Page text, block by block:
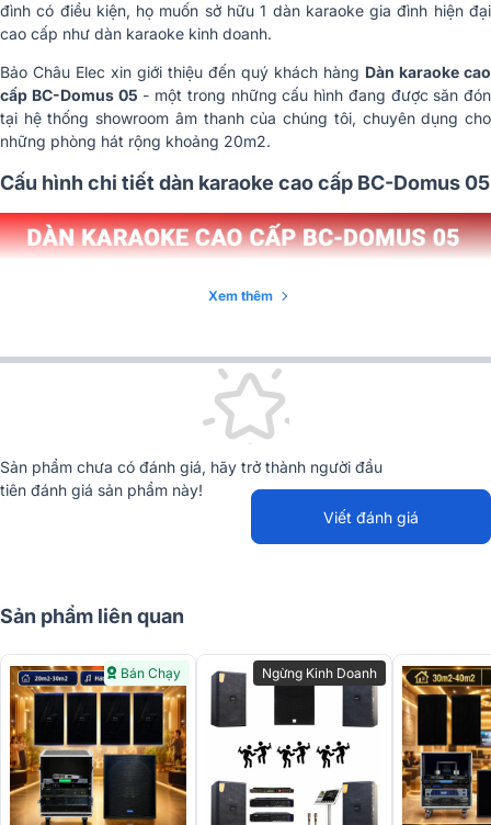
đình có điều kiện, họ muốn sở hữu 1 dàn karaoke gia đình hiện đại
cao cấp như dàn karaoke kinh doanh.
Bảo Châu Elec xin giới thiệu đến quý khách hàng Dàn karaoke cao
cấp BC-Domus 05 - một trong những cấu hình đang được săn đón
tại hệ thống showroom âm thanh của chúng tôi, chuyên dụng cho
những phòng hát rộng khoảng 20m2.
Cấu hình chi tiết dàn karaoke cao cấp BC-Domus 05
Đánh giá chất lượng thiết bị dàn karaoke cao cấp
BC-Domus 05
Loa karaoke Domus DP6212 MAX
Xem thêm
Sản phẩm chưa có đánh giá, hãy trở thành người đầu
tiên đánh giá sản phẩm này!
Viết đánh giá
Sản phẩm liên quan
Bán Chạy Ngừng Kinh Doanh